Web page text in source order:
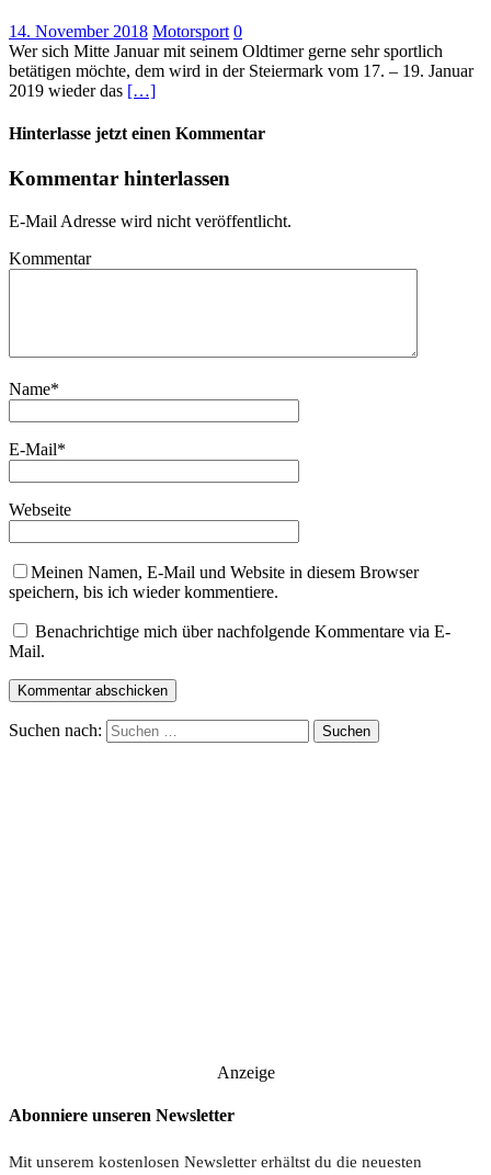
14. November 2018 Motorsport 0
Wer sich Mitte Januar mit seinem Oldtimer gerne sehr sportlich
betätigen möchte, dem wird in der Steiermark vom 17. – 19. Januar
2019 wieder das […]
Hinterlasse jetzt einen Kommentar
Kommentar hinterlassen
E-Mail Adresse wird nicht veröffentlicht.
Kommentar
Name*
E-Mail*
Webseite
Meinen Namen, E-Mail und Website in diesem Browser
speichern, bis ich wieder kommentiere.
Benachrichtige mich über nachfolgende Kommentare via E-
Mail.
Suchen nach:
Anzeige
Abonniere unseren Newsletter
Mit unserem kostenlosen Newsletter erhältst du die neuesten